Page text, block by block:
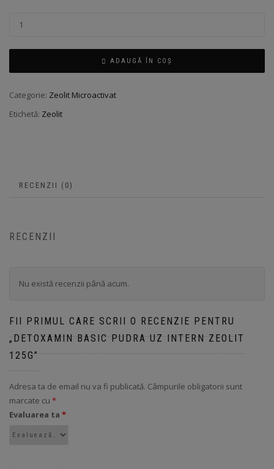
ADAUGĂ ÎN COȘ
Categorie: Zeolit Microactivat
Etichetă: Zeolit
RECENZII (0)
RECENZII
Nu există recenzii până acum.
FII PRIMUL CARE SCRII O RECENZIE PENTRU
„DETOXAMIN BASIC PUDRA UZ INTERN ZEOLIT
125G”
Adresa ta de email nu va fi publicată. Câmpurile obligatorii sunt
marcate cu *
Evaluarea ta *